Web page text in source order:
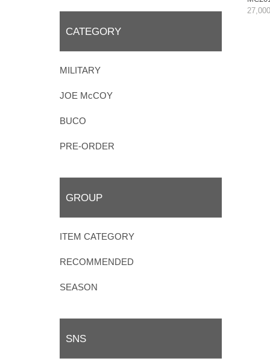
CATEGORY
MILITARY
JOE McCOY
BUCO
PRE-ORDER
GROUP
ITEM CATEGORY
RECOMMENDED
SEASON
SNS